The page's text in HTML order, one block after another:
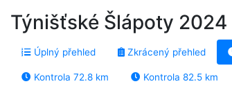
Týnišťské Šlápoty 2024
Úplný přehled Zkrácený přehled
Kontrola 72.8 km Kontrola 82.5 km